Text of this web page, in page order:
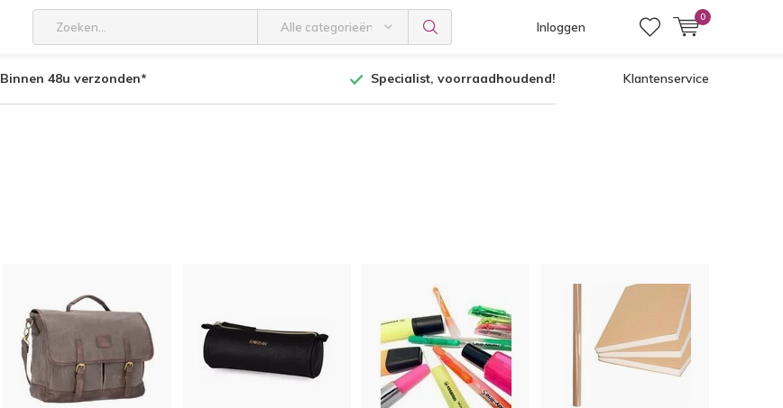
Alle categorieën Inloggen
0
Binnen 48u verzonden* Specialist, voorraadhoudend! Klantenservice